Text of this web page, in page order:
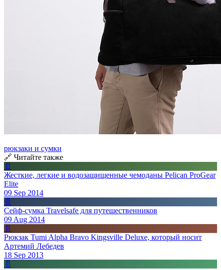
рюкзаки и сумки
🔗 Читайте также
📄
Жесткие, легкие и водозащищенные чемоданы Pelican ProGear
Elite
09 Sep 2014
📄
Сейф-сумка Travelsafe для путешественников
09 Aug 2014
📄
Рюкзак Tumi Alpha Bravo Kingsville Deluxe, который носит
Артемий Лебедев
18 Sep 2013
📄